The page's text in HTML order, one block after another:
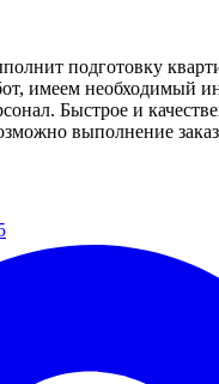
подготовку
имеем необходимый
Быстрое и
выполнение